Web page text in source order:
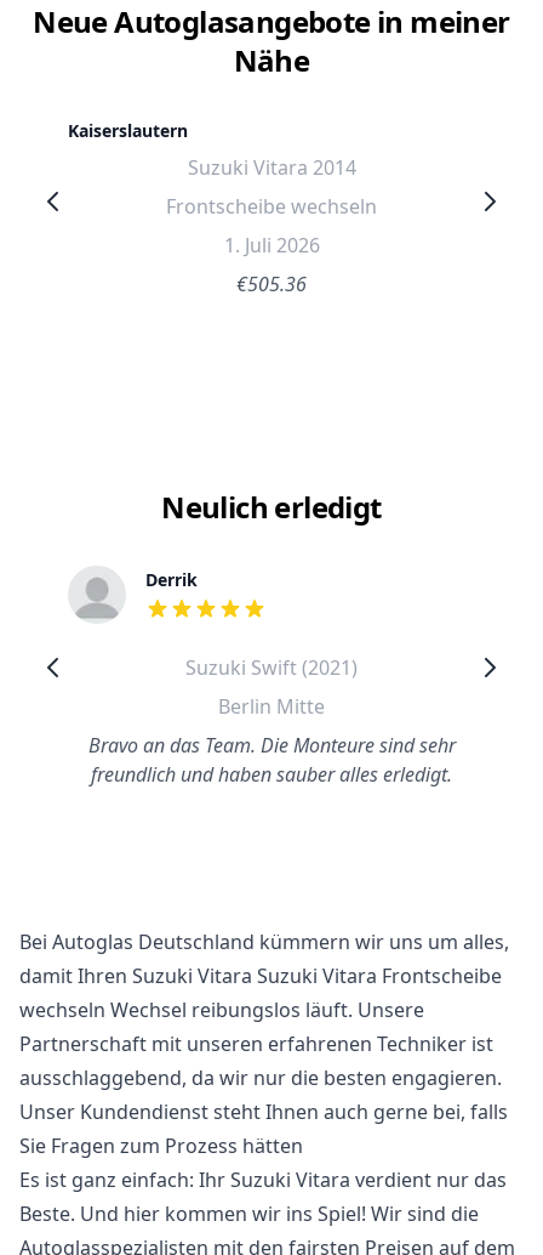
Neue Autoglasangebote in meiner
Nähe
Kaiserslautern
Suzuki Vitara 2014
Frontscheibe wechseln
1. Juli 2026
€505.36
Neulich erledigt
Derrik
out of 5 stars
Suzuki Swift (2021)
Berlin Mitte
Bravo an das Team. Die Monteure sind sehr
freundlich und haben sauber alles erledigt.
Bei Autoglas Deutschland kümmern wir uns um alles,
damit Ihren Suzuki Vitara Suzuki Vitara Frontscheibe
wechseln Wechsel reibungslos läuft. Unsere
Partnerschaft mit unseren erfahrenen Techniker ist
ausschlaggebend, da wir nur die besten engagieren.
Unser Kundendienst steht Ihnen auch gerne bei, falls
Sie Fragen zum Prozess hätten
Es ist ganz einfach: Ihr Suzuki Vitara verdient nur das
Beste. Und hier kommen wir ins Spiel! Wir sind die
Autoglasspezialisten mit den fairsten Preisen auf dem